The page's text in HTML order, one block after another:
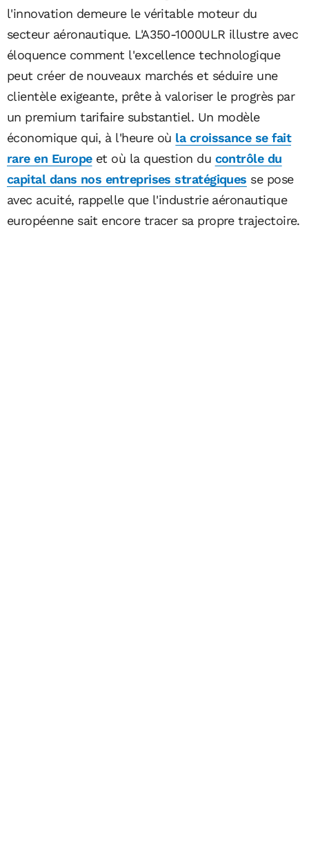
l'innovation demeure le véritable moteur du
secteur aéronautique. L'A350-1000ULR illustre avec
éloquence comment l'excellence technologique
peut créer de nouveaux marchés et séduire une
clientèle exigeante, prête à valoriser le progrès par
un premium tarifaire substantiel. Un modèle
économique qui, à l'heure où la croissance se fait
rare en Europeet où la question du contrôle du
capital dans nos entreprises stratégiques se pose
avec acuité, rappelle que l'industrie aéronautique
européenne sait encore tracer sa propre trajectoire.